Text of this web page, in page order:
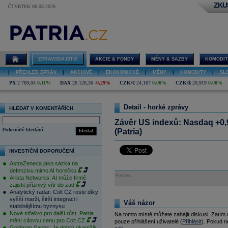
ČTVRTEK 06.08.2026
ZPRAVODAJSTVÍ AKCIE & FONDY MĚNY & SAZBY
PŘEHLED ZPRÁV AKCIOVÉ EKONOMICKÉ MĚNY KOMODITY
PX 2 769,04 0,11% DAX 26 126,30 -0,29% CZK/€ 24,167 0,00% CZK/$ 20,919 0,00%
HLEDAT V KOMENTÁŘÍCH
hledat
Pokročilé hledání
INVESTIČNÍ DOPORUČENÍ
AstraZeneca jako sázka na
defenzivu mimo AI horečku
Arista Networks: AI může firmě
zajistit příznivý vítr do zad
Analytický radar: Colt CZ roste díky
vyšší marži, širší integraci i
stabilnějšímu byznysu
Nové střelivo pro další růst. Patria
mění cílovou cenu pro Colt CZ
Detail - horké zprávy
Závěr US indexů: Nasdaq
(Patria)
Reklama
Váš názor
Na tomto místě můžete zahájit diskusi.
pouze přihlášení uživatelé (Přihlásit). Pokud